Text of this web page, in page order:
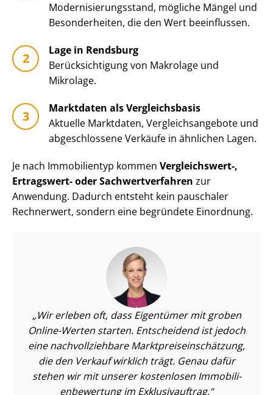
Mo­der­ni­sie­rungs­stand, mögliche Mängel und
Besonderheiten, die den Wert beeinflussen.
Lage in Rendsburg
Be­rück­sich­ti­gung von Makrolage und
Mikrolage.
Marktdaten als Vergleichsbasis
Aktuelle Marktdaten, Ver­gleichs­an­ge­bo­te und
abgeschlossene Verkäufe in ähnlichen Lagen.
Je nach Immobilientyp kommen Vergleichswert-,
Ertragswert- oder Sach­wert­ver­fah­ren zur
Anwendung. Dadurch entsteht kein pauschaler
Rechnerwert, sondern eine begründete Einordnung.
Wir erleben oft, dass Eigentümer mit groben
Online-Werten starten. Entscheidend ist jedoch
eine nach­voll­zieh­ba­re Markt­preis­ein­schät­zung,
die den Verkauf wirklich trägt. Genau dafür
stehen wir mit unserer kostenlosen Im­mo­bi­li­
en­be­wer­tung im Exklusivauftrag.